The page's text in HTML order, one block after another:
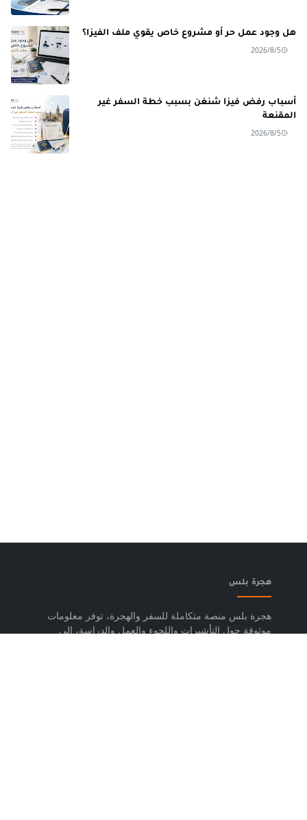
هل وجود عمل حر أو مشروع خاص يقوي ملف الفيزا؟
2026/8/5
أسباب رفض فيزا شنغن بسبب خطة السفر غير
المقنعة
2026/8/5
هجرة بلس
هجرة بلس منصة متكاملة للسفر والهجرة، توفر معلومات
موثوقة حول التأشيرات واللجوء والعمل والدراسة، إلى